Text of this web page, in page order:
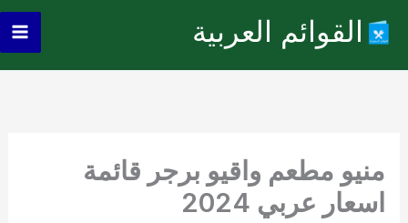
المحتوى
القوائم العربية
منيو مطعم واقيو برجر قائمة
اسعار عربي 2024